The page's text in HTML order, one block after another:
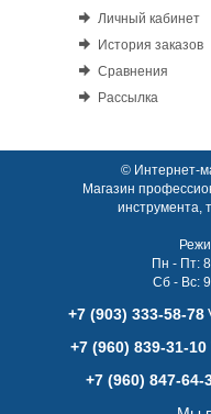
Личный кабинет
История заказов
Сравнения
Рассылка
© Интернет-
Магазин
инструмента,
Пн - Пт:
Сб - Вс:
+7 (903) 333-58-78
+7 (960) 839-31-10
+7 (960) 847-64-